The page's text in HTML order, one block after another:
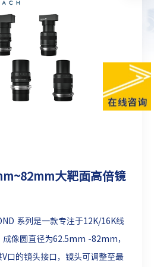
大靶面高倍镜
系列是一款专注于12K/16K线
像圆直径为62.5mm -82mm，
口的镜头接口，镜头可调整至最